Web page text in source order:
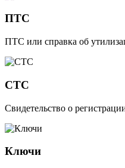
ПТС
ПТС или справка об
СТС
Свидетельство о
Ключи